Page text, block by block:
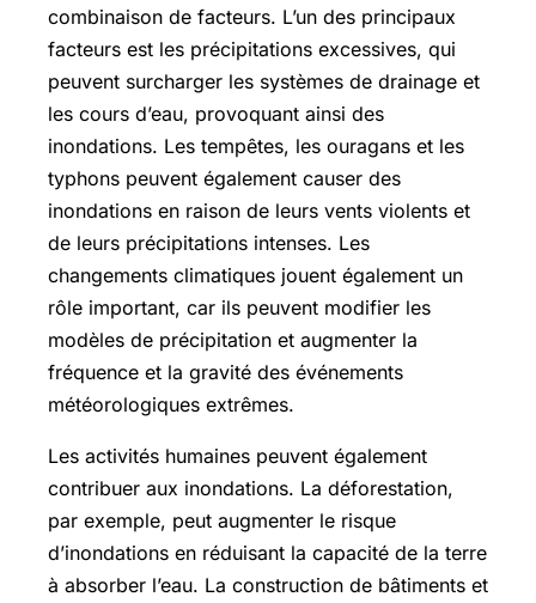
combinaison de facteurs. L’un des principaux
facteurs est les précipitations excessives, qui
peuvent surcharger les systèmes de drainage et
les cours d’eau, provoquant ainsi des
inondations. Les tempêtes, les ouragans et les
typhons peuvent également causer des
inondations en raison de leurs vents violents et
de leurs précipitations intenses. Les
changements climatiques jouent également un
rôle important, car ils peuvent modifier les
modèles de précipitation et augmenter la
fréquence et la gravité des événements
météorologiques extrêmes.
Les activités humaines peuvent également
contribuer aux inondations. La déforestation,
par exemple, peut augmenter le risque
d’inondations en réduisant la capacité de la terre
à absorber l’eau. La construction de bâtiments et